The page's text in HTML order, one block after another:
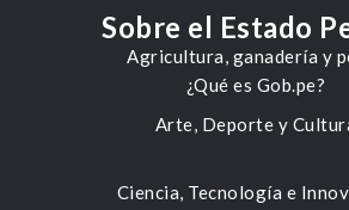
Agricultura, ganadería y
Arte, Deporte y
Ciencia, Tecnología e
Sobre el Estado
¿Qué es Gob.pe?